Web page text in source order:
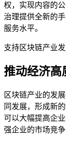
权，实现内容的
治理提供全新的
服务水平。
支持区块链产业
推动经济高
区块链产业的发
同发展，形成新
可以大幅提高企
强企业的市场竞争